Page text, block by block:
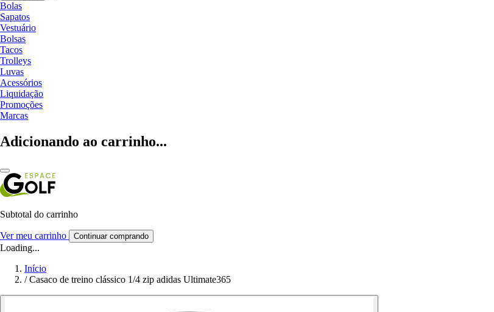
Bolas
Sapatos
Vestuário
Bolsas
Tacos
Trolleys
Luvas
Acessórios
Liquidação
Promoções
Marcas
Adicionando ao carrinho...
Subtotal do carrinho
Ver meu carrinho Continuar comprando
Loading...
Início
/ Casaco de treino clássico 1/4 zip adidas Ultimate365